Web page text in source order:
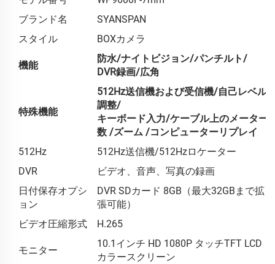
ブランド名
SYANSPAN
スタイル
BOXカメラ
機能
防水/ナイトビジョン/パンチルト/
DVR録画/広角
特殊機能
512Hz送信機および受信機/自己レベル
調整/
キーボード入力/ケーブル上のメーター
数 /ズーム /コンピューターリプレイ
512Hz
512Hz送信機/512Hzロケーター
DVR
ビデオ、音声、写真の録画
日付保存オプシ
ョン
DVR SDカード 8GB（最大32GBまで拡
張可能）
ビデオ圧縮形式
H.265
モニター
10.1インチ HD 1080P タッチTFT LCD
カラースクリーン